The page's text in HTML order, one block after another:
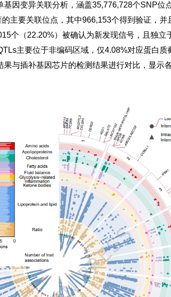
基因变异关联分析，涵盖35,776,728个SNP
主要关联位点，其中966,153个得到验证，
个（22.20%）被确认为新发现信号，且独
主要位于非编码区域，仅4.08%对应蛋白质
果与插补基因芯片的检测结果进行对比，显示